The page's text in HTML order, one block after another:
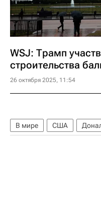
WSJ: Трамп
строительства
26 октября 2025, 11:54
В мире США